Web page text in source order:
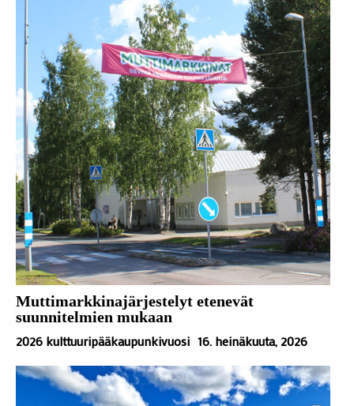
Muttimarkkinajärjestelyt etenevät
suunnitelmien mukaan
2026 kulttuuripääkaupunkivuosi 16. heinäkuuta, 2026